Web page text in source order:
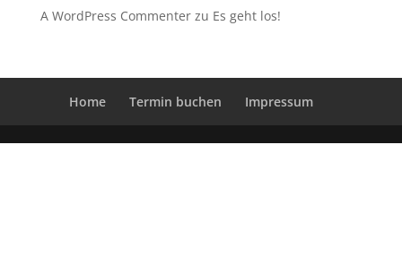
A WordPress Commenterzu Es geht los!
Home Termin buchen Impressum